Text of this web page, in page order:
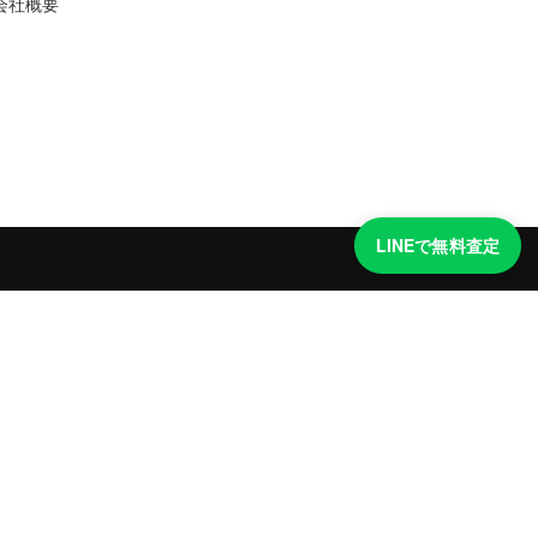
LINEで無料査定